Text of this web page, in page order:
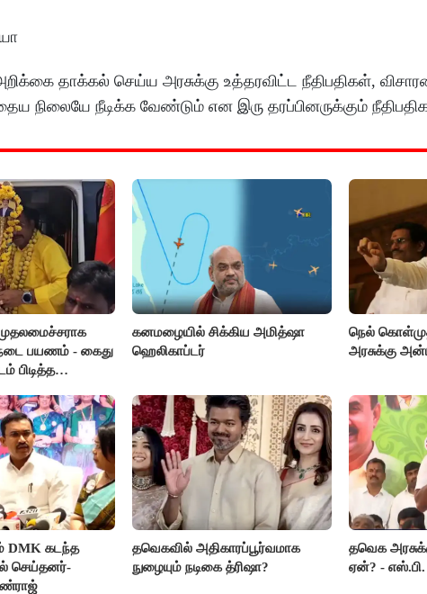
தாக்கல் செய்ய அரசுக்கு உத்தரவிட்ட நீதிபதிகள்,
நீடிக்க வேண்டும் என இரு தரப்பினருக்கும்
பயணம் - கைது
பிடித்த
கனமழையில் சிக்கிய அமித்ஷா
ஹெலிகாப்டர்
நெல்
அரசுக்கு
DMK கடந்த
செய்தனர்-
தவெகவில் அதிகாரப்பூர்வமாக
நுழையும் நடிகை த்ரிஷா?
தவெக
ஏன்? -